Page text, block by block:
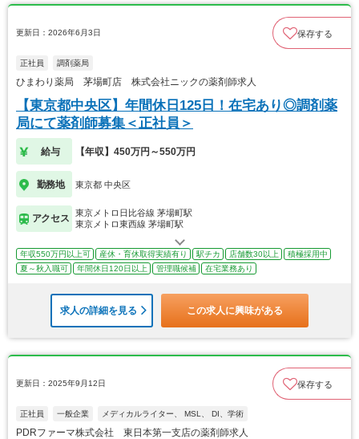
更新日：2026年6月3日 保存する
正社員 調剤薬局
ひまわり薬局 茅場町店 株式会社ニックの薬剤師求人
【東京都中央区】年間休日125日！在宅あり◎調剤薬
局にて薬剤師募集＜正社員＞
給与 【年収】450万円～550万円
勤務地 東京都 中央区
アクセス
東京メトロ日比谷線 茅場町駅
東京メトロ東西線 茅場町駅
年収550万円以上可 産休・育休取得実績有り 駅チカ 店舗数30以上
積極採用中
夏～秋入職可
年間休日120日以上 管理職候補 在宅業務あり
求人の詳細を見る この求人に興味がある
更新日：2025年9月12日 保存する
正社員 一般企業 メディカルライター、 MSL、 DI、学術
PDRファーマ株式会社 東日本第一支店の薬剤師求人